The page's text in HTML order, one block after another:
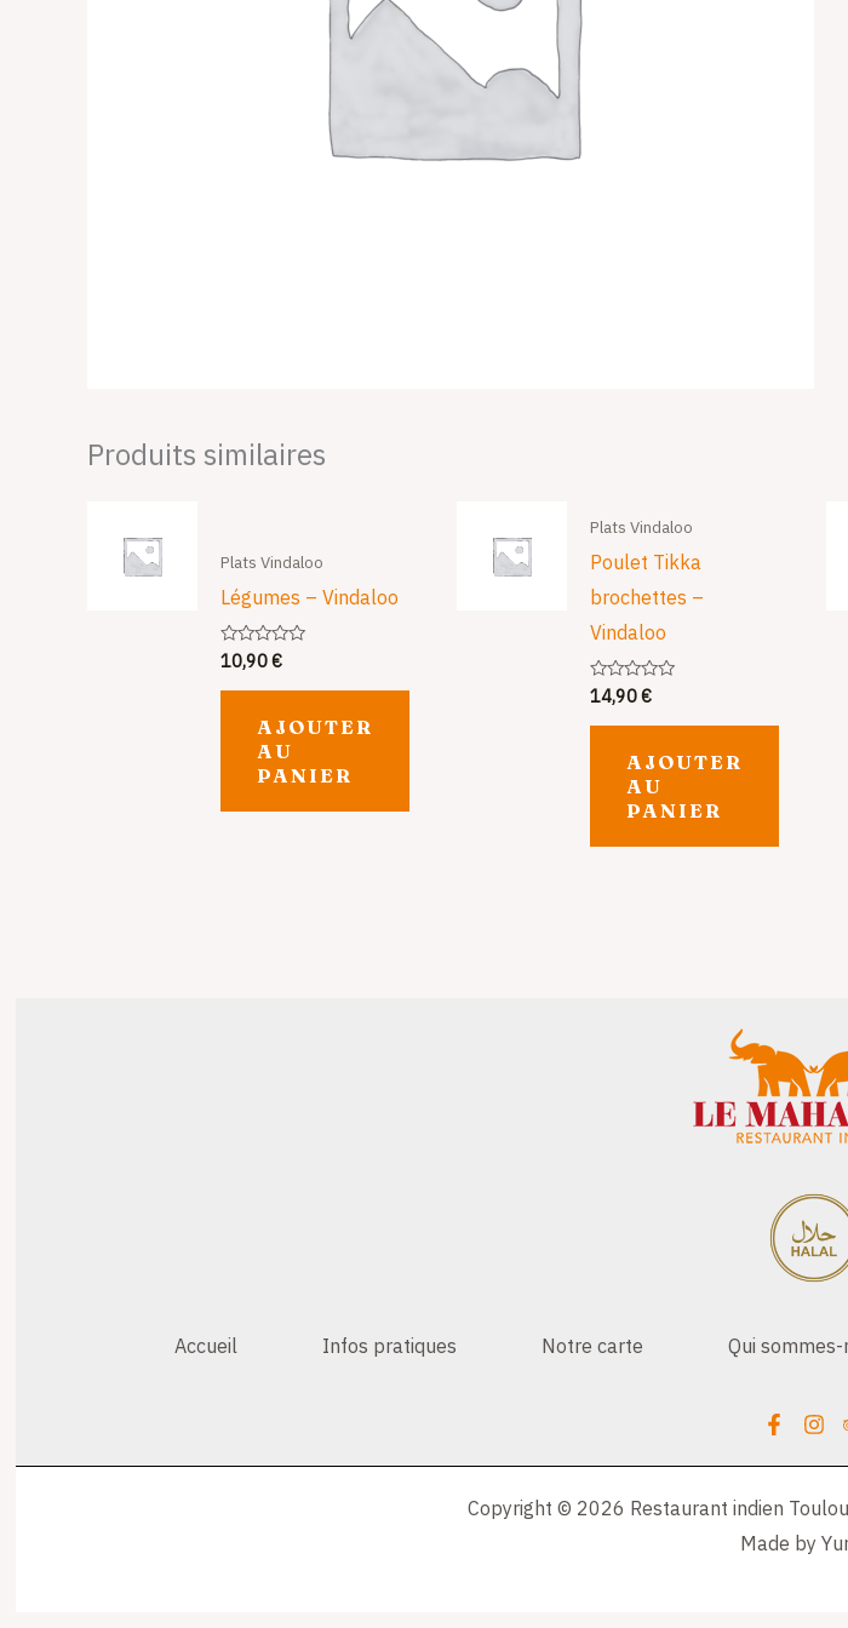
Produits similaires
Plats Vindaloo
Légumes – Vindaloo
Note
sur
10,90€
AJOUTER
AU
PANIER
Plats Vindaloo
Poulet Tikka
brochettes –
Vindaloo
Note
sur
14,90€
AJOUTER
AU
PANIER
Accueil Infos pratiques Notre carte Qui sommes-
Copyright © 2026 Restaurant indien
Made by